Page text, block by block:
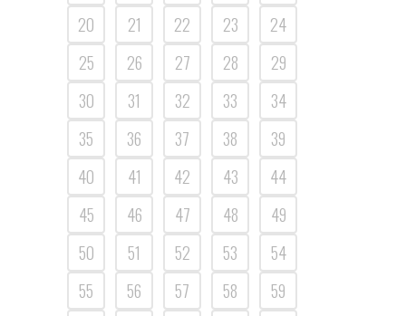
20
21 22 23
24
25
26 27 28
29
30
31 32 33
34
35
36 37 38
39
40
41 42 43
44
45
46 47 48
49
50
51 52 53
54
55
56 57 58
59